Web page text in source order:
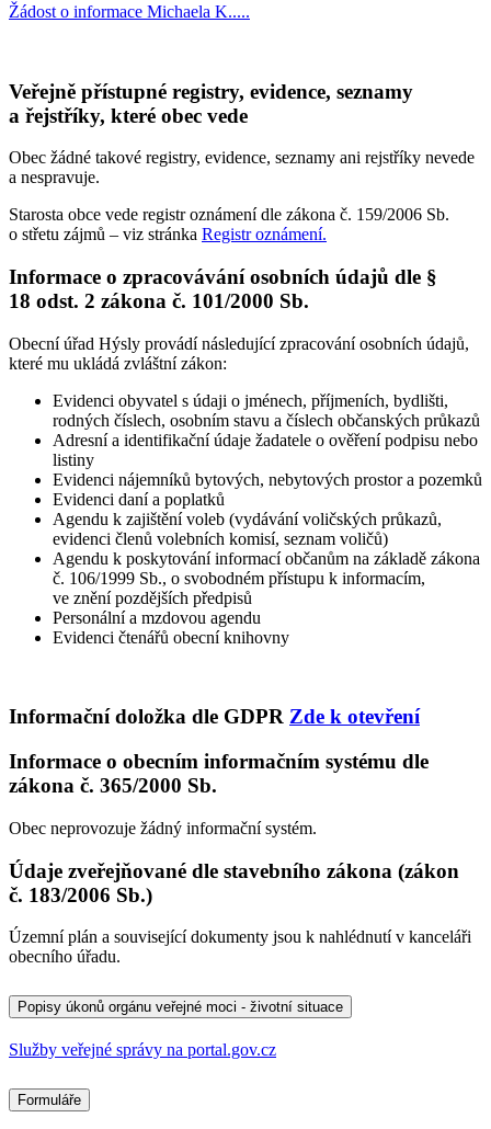
Žádost o informace Michaela K.....
Veřejně přístupné registry, evidence, seznamy
a řejstříky, které obec vede
Obec žádné takové registry, evidence, seznamy ani rejstříky nevede
a nespravuje.
Starosta obce vede registr oznámení dle zákona č. 159/2006 Sb.
o střetu zájmů – viz stránka Registr oznámení.
Informace o zpracovávání osobních údajů dle §
18 odst. 2 zákona č. 101/2000 Sb.
Obecní úřad Hýsly provádí následující zpracování osobních údajů,
které mu ukládá zvláštní zákon:
Evidenci obyvatel s údaji o jménech, příjmeních, bydlišti,
rodných číslech, osobním stavu a číslech občanských průkazů
Adresní a identifikační údaje žadatele o ověření podpisu nebo
listiny
Evidenci nájemníků bytových, nebytových prostor a pozemků
Evidenci daní a poplatků
Agendu k zajištění voleb (vydávání voličských průkazů,
evidenci členů volebních komisí, seznam voličů)
Agendu k poskytování informací občanům na základě zákona
č. 106/1999 Sb., o svobodném přístupu k informacím,
ve znění pozdějších předpisů
Personální a mzdovou agendu
Evidenci čtenářů obecní knihovny
Informační doložka dle GDPR Zde k otevření
Informace o obecním informačním systému dle
zákona č. 365/2000 Sb.
Obec neprovozuje žádný informační systém.
Údaje zveřejňované dle stavebního zákona (zákon
č. 183/2006 Sb.)
Územní plán a související dokumenty jsou k nahlédnutí v kanceláři
obecního úřadu.
Popisy úkonů orgánu veřejné moci - životní situace
Služby veřejné správy na portal.gov.cz
Formuláře